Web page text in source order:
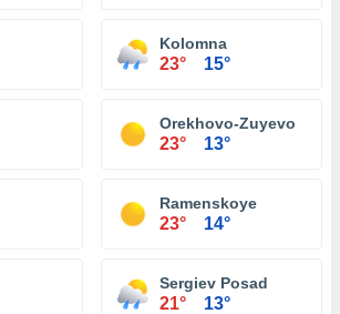
Kolomna
23° 15°
Orekhovo-Zuyevo
23° 13°
Ramenskoye
23° 14°
Sergiev Posad
21° 13°